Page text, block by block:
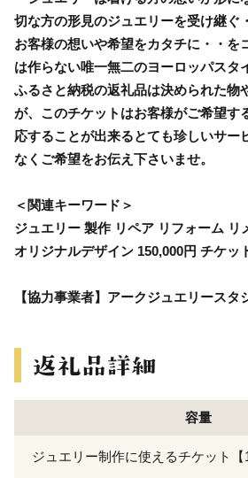
切な方の形見のジュエリーを受け継ぐ
お客様の想いや希望をカタチに・・を
は作らない唯一無二のヨーロッパスタ
ふるさと納税の返礼品は決められた物
が、このチケットはお客様がご希望す
応することが出来るとても珍しいサー
なくご希望をお伝え下さいませ。
＜関連キーワード＞
ジュエリー 製作 リペア リフォーム リ
オリジナルデザイン 150,000円 チケッ
【協力事業者】アークジュエリースタ
容量
ジュエリー制作に使えるチケット【